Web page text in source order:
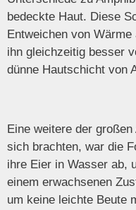
bedeckte Haut. Diese
Entweichen von
ihn gleichzeitig besser
dünne Hautschicht von
Eine weitere der
sich brachten, war die
ihre Eier in Wasser ab,
einem erwachsenen
um keine leichte Beute